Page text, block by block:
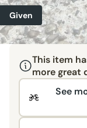
Given
This item
more great
See